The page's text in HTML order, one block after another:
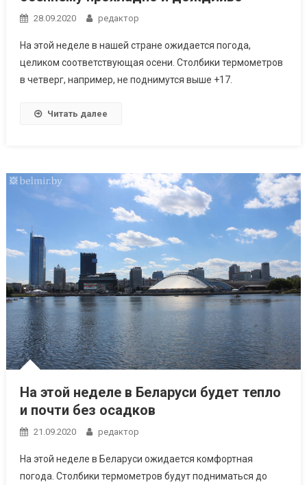
28.09.2020 редактор
На этой неделе в нашей стране ожидается погода,
целиком соответствующая осени. Столбики термометров
в четверг, например, не поднимутся выше +17.
Читать далее
На этой неделе в Беларуси будет тепло
и почти без осадков
21.09.2020 редактор
На этой неделе в Беларуси ожидается комфортная
погода. Столбики термометров будут подниматься до